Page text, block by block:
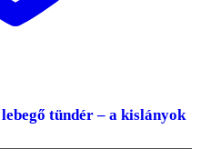
tündér – a kislányok